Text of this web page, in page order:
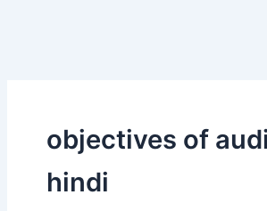
objectives of
hindi